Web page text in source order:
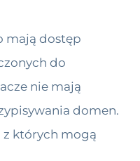
mają dostęp
do
nie mają
domen.
których mogą